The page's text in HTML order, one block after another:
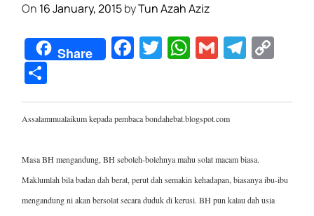
On 16 January, 2015byTun Azah Aziz
Share F
e
o
o
k
T
er
W
s
p
p
G T
m
k
h
ar
Assalammualaikum kepada pembaca bondahebat.blogspot.com
Masa BH mengandung, BH seboleh-bolehnya mahu solat macam biasa.
Maklumlah bila badan dah berat, perut dah semakin kehadapan, biasanya ibu-ibu
mengandung ni akan bersolat secara duduk di kerusi. BH pun kalau dah usia